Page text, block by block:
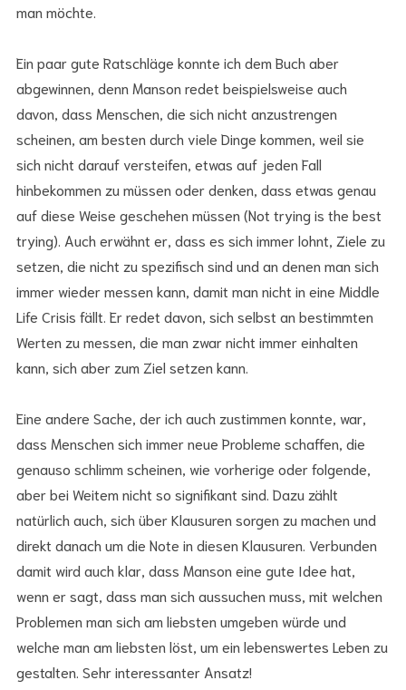
man möchte.
Ein paar gute Ratschläge konnte ich dem Buch aber
abgewinnen, denn Manson redet beispielsweise auch
davon, dass Menschen, die sich nicht anzustrengen
scheinen, am besten durch viele Dinge kommen, weil sie
sich nicht darauf versteifen, etwas auf jeden Fall
hinbekommen zu müssen oder denken, dass etwas genau
auf diese Weise geschehen müssen (Not trying is the best
trying). Auch erwähnt er, dass es sich immer lohnt, Ziele zu
setzen, die nicht zu spezifisch sind und an denen man sich
immer wieder messen kann, damit man nicht in eine Middle
Life Crisis fällt. Er redet davon, sich selbst an bestimmten
Werten zu messen, die man zwar nicht immer einhalten
kann, sich aber zum Ziel setzen kann.
Eine andere Sache, der ich auch zustimmen konnte, war,
dass Menschen sich immer neue Probleme schaffen, die
genauso schlimm scheinen, wie vorherige oder folgende,
aber bei Weitem nicht so signifikant sind. Dazu zählt
natürlich auch, sich über Klausuren sorgen zu machen und
direkt danach um die Note in diesen Klausuren. Verbunden
damit wird auch klar, dass Manson eine gute Idee hat,
wenn er sagt, dass man sich aussuchen muss, mit welchen
Problemen man sich am liebsten umgeben würde und
welche man am liebsten löst, um ein lebenswertes Leben zu
gestalten. Sehr interessanter Ansatz!